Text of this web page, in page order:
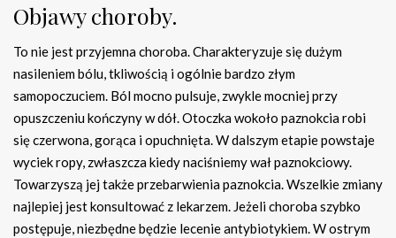
Objawy choroby.
To nie jest przyjemna choroba. Charakteryzuje się dużym
nasileniem bólu, tkliwością i ogólnie bardzo złym
samopoczuciem. Ból mocno pulsuje, zwykle mocniej przy
opuszczeniu kończyny w dół. Otoczka wokoło paznokcia robi
się czerwona, gorąca i opuchnięta. W dalszym etapie powstaje
wyciek ropy, zwłaszcza kiedy naciśniemy wał paznokciowy.
Towarzyszą jej także przebarwienia paznokcia. Wszelkie zmiany
najlepiej jest konsultować z lekarzem. Jeżeli choroba szybko
postępuje, niezbędne będzie lecenie antybiotykiem. W ostrym